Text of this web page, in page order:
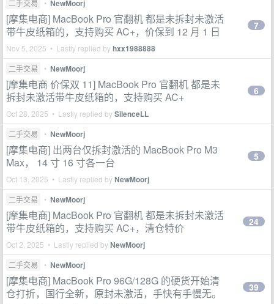
二手交易 • NewMoorj
[摩集电商] MacBook Pro 官翻机 都是未拆封未激活
带牛皮纸箱的，支持购买 AC+，价保到 12 月 1 日
Nov 5, 2025 • Lastly replied byhxx1988888
7
二手交易 • NewMoorj
[摩集电商 价保双 11] MacBook Pro 官翻机 都是未
拆封未激活带牛皮纸箱的，支持购买 AC+
Oct 28, 2025 • Lastly replied bySilenceLL
6
二手交易 • NewMoorj
[摩集电商] 出两台仅拆封激活的 MacBook Pro M3
Max， 14 寸 16 寸各一台
Oct 13, 2025 • Lastly replied byNewMoorj
5
二手交易 • NewMoorj
[摩集电商] MacBook Pro 官翻机 都是未拆封未激活
带牛皮纸箱的，支持购买 AC+，清仓特价
Oct 2, 2025 • Lastly replied byNewMoorj
24
二手交易 • NewMoorj
[摩集电商] MacBook Pro 96G/128G 的硬货开始清
仓打折，国行全新，原封未激活，手快有手慢无。
39